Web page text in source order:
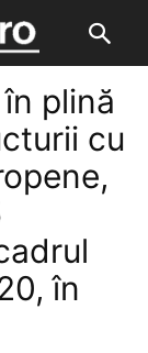
plină
cu
în